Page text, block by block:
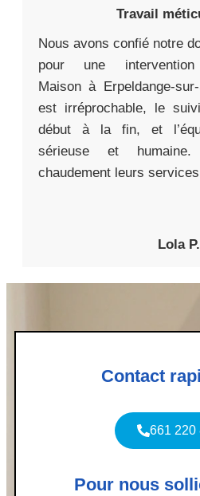
Travail
Nous avons confié notre
pour une intervention
Maison à Erpeldange-
est irréprochable, le
début à la fin, et
sérieuse et humaine.
chaudement leurs
Lola P.
Contact
661 220
Pour nous